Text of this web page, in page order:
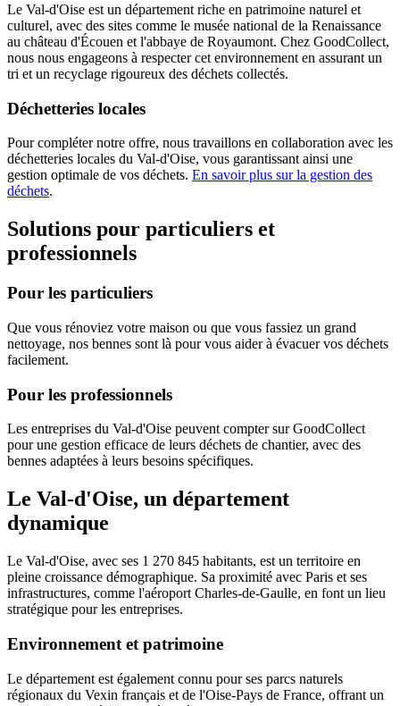
Le Val-d'Oise est un département riche en patrimoine naturel et
culturel, avec des sites comme le musée national de la Renaissance
au château d'Écouen et l'abbaye de Royaumont. Chez GoodCollect,
nous nous engageons à respecter cet environnement en assurant un
tri et un recyclage rigoureux des déchets collectés.
Déchetteries locales
Pour compléter notre offre, nous travaillons en collaboration avec les
déchetteries locales du Val-d'Oise, vous garantissant ainsi une
gestion optimale de vos déchets. En savoir plus sur la gestion des
déchets.
Solutions pour particuliers et
professionnels
Pour les particuliers
Que vous rénoviez votre maison ou que vous fassiez un grand
nettoyage, nos bennes sont là pour vous aider à évacuer vos déchets
facilement.
Pour les professionnels
Les entreprises du Val-d'Oise peuvent compter sur GoodCollect
pour une gestion efficace de leurs déchets de chantier, avec des
bennes adaptées à leurs besoins spécifiques.
Le Val-d'Oise, un département
dynamique
Le Val-d'Oise, avec ses 1 270 845 habitants, est un territoire en
pleine croissance démographique. Sa proximité avec Paris et ses
infrastructures, comme l'aéroport Charles-de-Gaulle, en font un lieu
stratégique pour les entreprises.
Environnement et patrimoine
Le département est également connu pour ses parcs naturels
régionaux du Vexin français et de l'Oise-Pays de France, offrant un